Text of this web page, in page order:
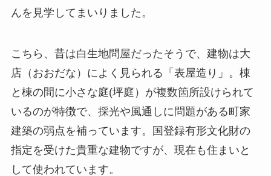
んを見学してまいりました。
こちら、昔は白生地問屋だったそうで、建物は大
店（おおだな）によく見られる「表屋造り」。棟
と棟の間に小さな庭(坪庭）が複数箇所設けられて
いるのが特徴で、採光や風通しに問題がある町家
建築の弱点を補っています。国登録有形文化財の
指定を受けた貴重な建物ですが、現在も住まいと
して使われています。